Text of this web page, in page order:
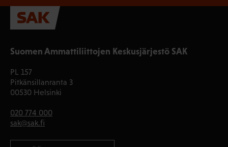
Suomen Ammattiliittojen Keskusjärjestö SAK
PL 157
Pitkänsillanranta 3
00530 Helsinki
020 774 000
sak@sak.fi